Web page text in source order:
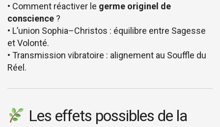
• Comment réactiver le germe originel de
conscience ?
• L’union Sophia–Christos : équilibre entre Sagesse
et Volonté.
• Transmission vibratoire : alignement au Souffle du
Réel.
Les effets possibles de la